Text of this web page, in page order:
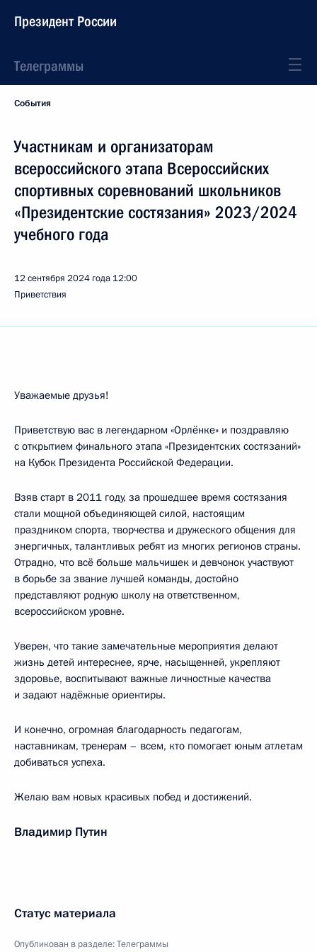
Президент России
Телеграммы
События
Участникам и организаторам
всероссийского этапа Всероссийских
спортивных соревнований школьников
«Президентские состязания» 2023/2024
учебного года
12 сентября 2024 года 12:00
Приветствия
Уважаемые друзья!
Приветствую вас в легендарном «Орлёнке» и поздравляю
с открытием финального этапа «Президентских состязаний»
на Кубок Президента Российской Федерации.
Взяв старт в 2011 году, за прошедшее время состязания
стали мощной объединяющей силой, настоящим
праздником спорта, творчества и дружеского общения для
энергичных, талантливых ребят из многих регионов страны.
Отрадно, что всё больше мальчишек и девчонок участвуют
в борьбе за звание лучшей команды, достойно
представляют родную школу на ответственном,
всероссийском уровне.
Уверен, что такие замечательные мероприятия делают
жизнь детей интереснее, ярче, насыщенней, укрепляют
здоровье, воспитывают важные личностные качества
и задают надёжные ориентиры.
И конечно, огромная благодарность педагогам,
наставникам, тренерам – всем, кто помогает юным атлетам
добиваться успеха.
Желаю вам новых красивых побед и достижений.
Владимир Путин
Статус материала
Опубликован в разделе:Телеграммы